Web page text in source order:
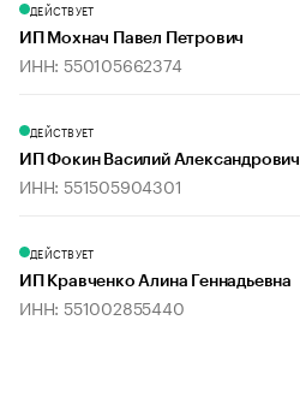
ДЕЙСТВУЕТ
ИП Мохнач Павел Петрович
ИНН: 550105662374
ДЕЙСТВУЕТ
ИП Фокин Василий Александрович
ИНН: 551505904301
ДЕЙСТВУЕТ
ИП Кравченко Алина Геннадьевна
ИНН: 551002855440